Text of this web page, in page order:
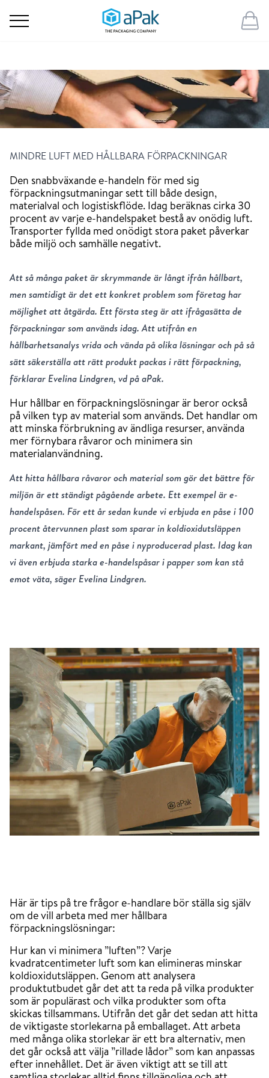
MINDRE LUFT MED HÅLLBARA FÖRPACKNINGAR
Den snabbväxande e-handeln för med sig
förpackningsutmaningar sett till både design,
materialval och logistiskflöde. Idag beräknas cirka 30
procent av varje e-handelspaket bestå av onödig luft.
Transporter fyllda med onödigt stora paket påverkar
både miljö och samhälle negativt.
Att så många paket är skrymmande är långt ifrån hållbart,
men samtidigt är det ett konkret problem som företag har
möjlighet att åtgärda. Ett första steg är att ifrågasätta de
förpackningar som används idag. Att utifrån en
hållbarhetsanalys vrida och vända på olika lösningar och på så
sätt säkerställa att rätt produkt packas i rätt förpackning,
förklarar Evelina Lindgren, vd på aPak.
Hur hållbar en förpackningslösningar är beror också
på vilken typ av material som används. Det handlar om
att minska förbrukning av ändliga resurser, använda
mer förnybara råvaror och minimera sin
materialanvändning.
Att hitta hållbara råvaror och material som gör det bättre för
miljön är ett ständigt pågående arbete. Ett exempel är e-
handelspåsen. För ett år sedan kunde vi erbjuda en påse i 100
procent återvunnen plast som sparar in koldioxidutsläppen
markant, jämfört med en påse i nyproducerad plast. Idag kan
vi även erbjuda starka e-handelspåsar i papper som kan stå
emot väta, säger Evelina Lindgren.
Här är tips på tre frågor e-handlare bör ställa sig själv
om de vill arbeta med mer hållbara
förpackningslösningar:
Hur kan vi minimera ”luften”? Varje
kvadratcentimeter luft som kan elimineras minskar
koldioxidutsläppen. Genom att analysera
produktutbudet går det att ta reda på vilka produkter
som är populärast och vilka produkter som ofta
skickas tillsammans. Utifrån det går det sedan att hitta
de viktigaste storlekarna på emballaget. Att arbeta
med många olika storlekar är ett bra alternativ, men
det går också att välja ”rillade lådor” som kan anpassas
efter innehållet. Det är även viktigt att se till att